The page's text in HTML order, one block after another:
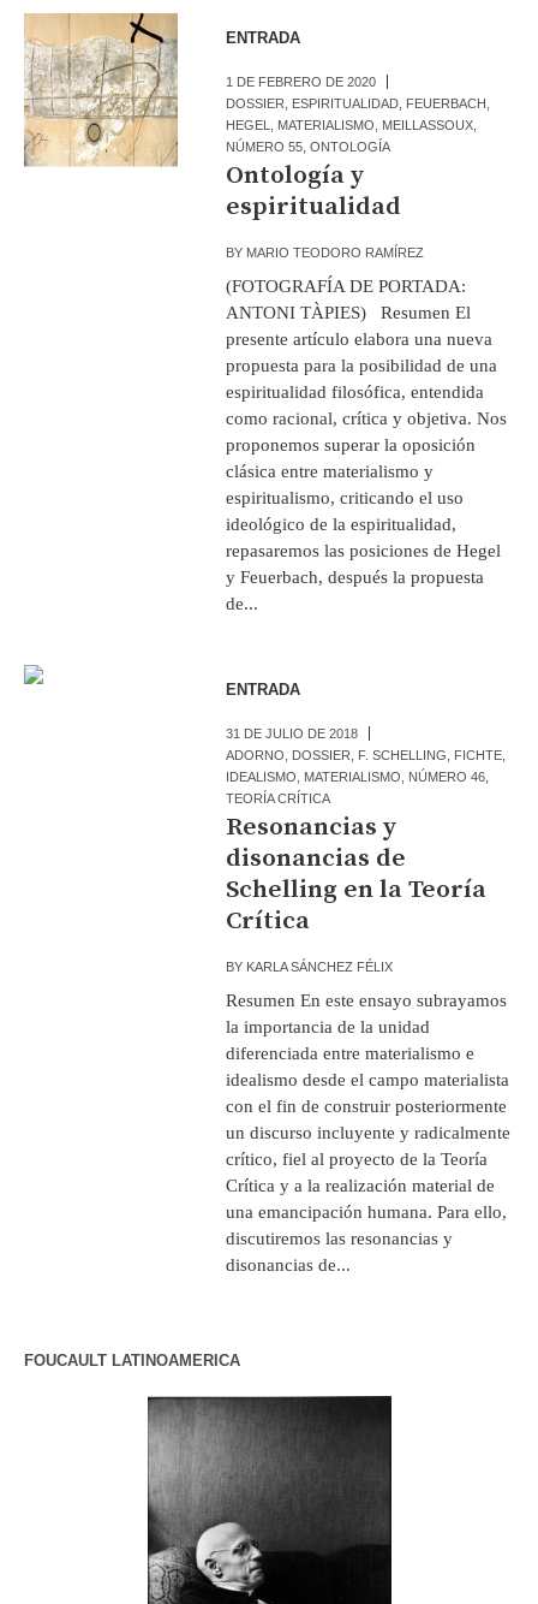
ENTRADA
1 DE FEBRERO DE 2020
DOSSIER
ESPIRITUALIDAD FEUERBACH
HEGEL
MATERIALISMO MEILLASSOUX
NÚMERO 55 ,ONTOLOGÍA
Ontología y
espiritualidad
BY MARIO TEODORO RAMÍREZ
(FOTOGRAFÍA DE PORTADA:
ANTONI TÀPIES) Resumen El
presente artículo elabora una nueva
propuesta para la posibilidad de una
espiritualidad filosófica, entendida
como racional, crítica y objetiva. Nos
proponemos superar la oposición
clásica entre materialismo y
espiritualismo, criticando el uso
ideológico de la espiritualidad,
repasaremos las posiciones de Hegel
y Feuerbach, después la propuesta
de...
ENTRADA
31 DE JULIO DE 2018
ADORNO
DOSSIER F. SCHELLING FICHTE
IDEALISMO
MATERIALISMO NÚMERO 46
TEORÍA CRÍTICA
Resonancias y
disonancias de
Schelling en la Teoría
Crítica
BY KARLA SÁNCHEZ FÉLIX
Resumen En este ensayo subrayamos
la importancia de la unidad
diferenciada entre materialismo e
idealismo desde el campo materialista
con el fin de construir posteriormente
un discurso incluyente y radicalmente
crítico, fiel al proyecto de la Teoría
Crítica y a la realización material de
una emancipación humana. Para ello,
discutiremos las resonancias y
disonancias de...
FOUCAULT LATINOAMERICA